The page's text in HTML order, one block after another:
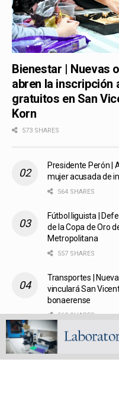
Bienestar | Nuevas
abren la inscripción
gratuitos en San
Korn
573 SHARES
Presidente Perón |
mujer acusada de
564 SHARES
Fútbol liguista |
de la Copa de Oro
Metropolitana
557 SHARES
Transportes |
vinculará San
bonaerense
560 SHARES
Policiales |
vida tras un choque